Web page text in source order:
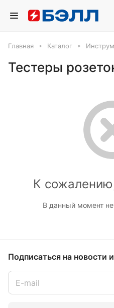
Главная Каталог
Тестеры
К
В данный момент
Подписаться на новости